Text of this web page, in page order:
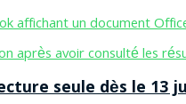
seule dès le 13